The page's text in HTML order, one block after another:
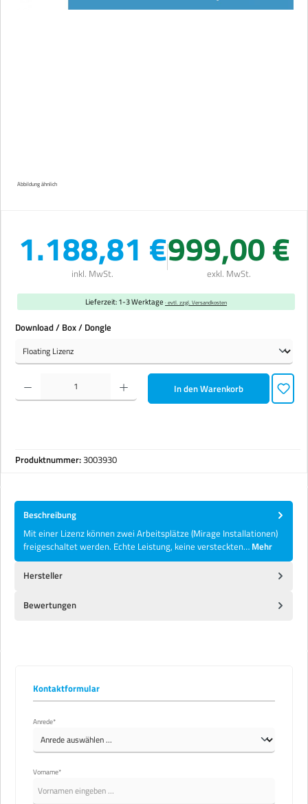
Abbildung ähnlich
1.188,81 €
inkl. MwSt.
999,00 €
exkl. MwSt.
Lieferzeit: 1-3 Werktage · evtl. zzgl. Versandkosten
Download / Box / Dongle
Produkt Anzahl: Gib den gewünschten Wert ein oder benutze die Schaltflächen um die Anzahl zu
In den Warenkorb
Produktnummer:3003930
Beschreibung
Mit einer Lizenz können zwei Arbeitsplätze (Mirage Installationen)
freigeschaltet werden. Echte Leistung, keine versteckten… Mehr
Hersteller
Bewertungen
Kontaktformular
Anrede*
Vorname*